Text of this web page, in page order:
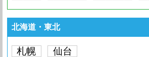
北海道・東北
札幌 仙台